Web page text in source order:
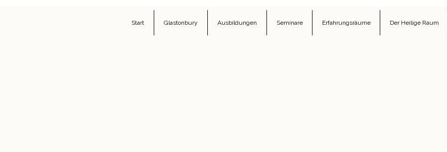
Start Glastonbury Ausbildungen Seminare Erfahrungsräume Der Heilige Raum
Anmelden